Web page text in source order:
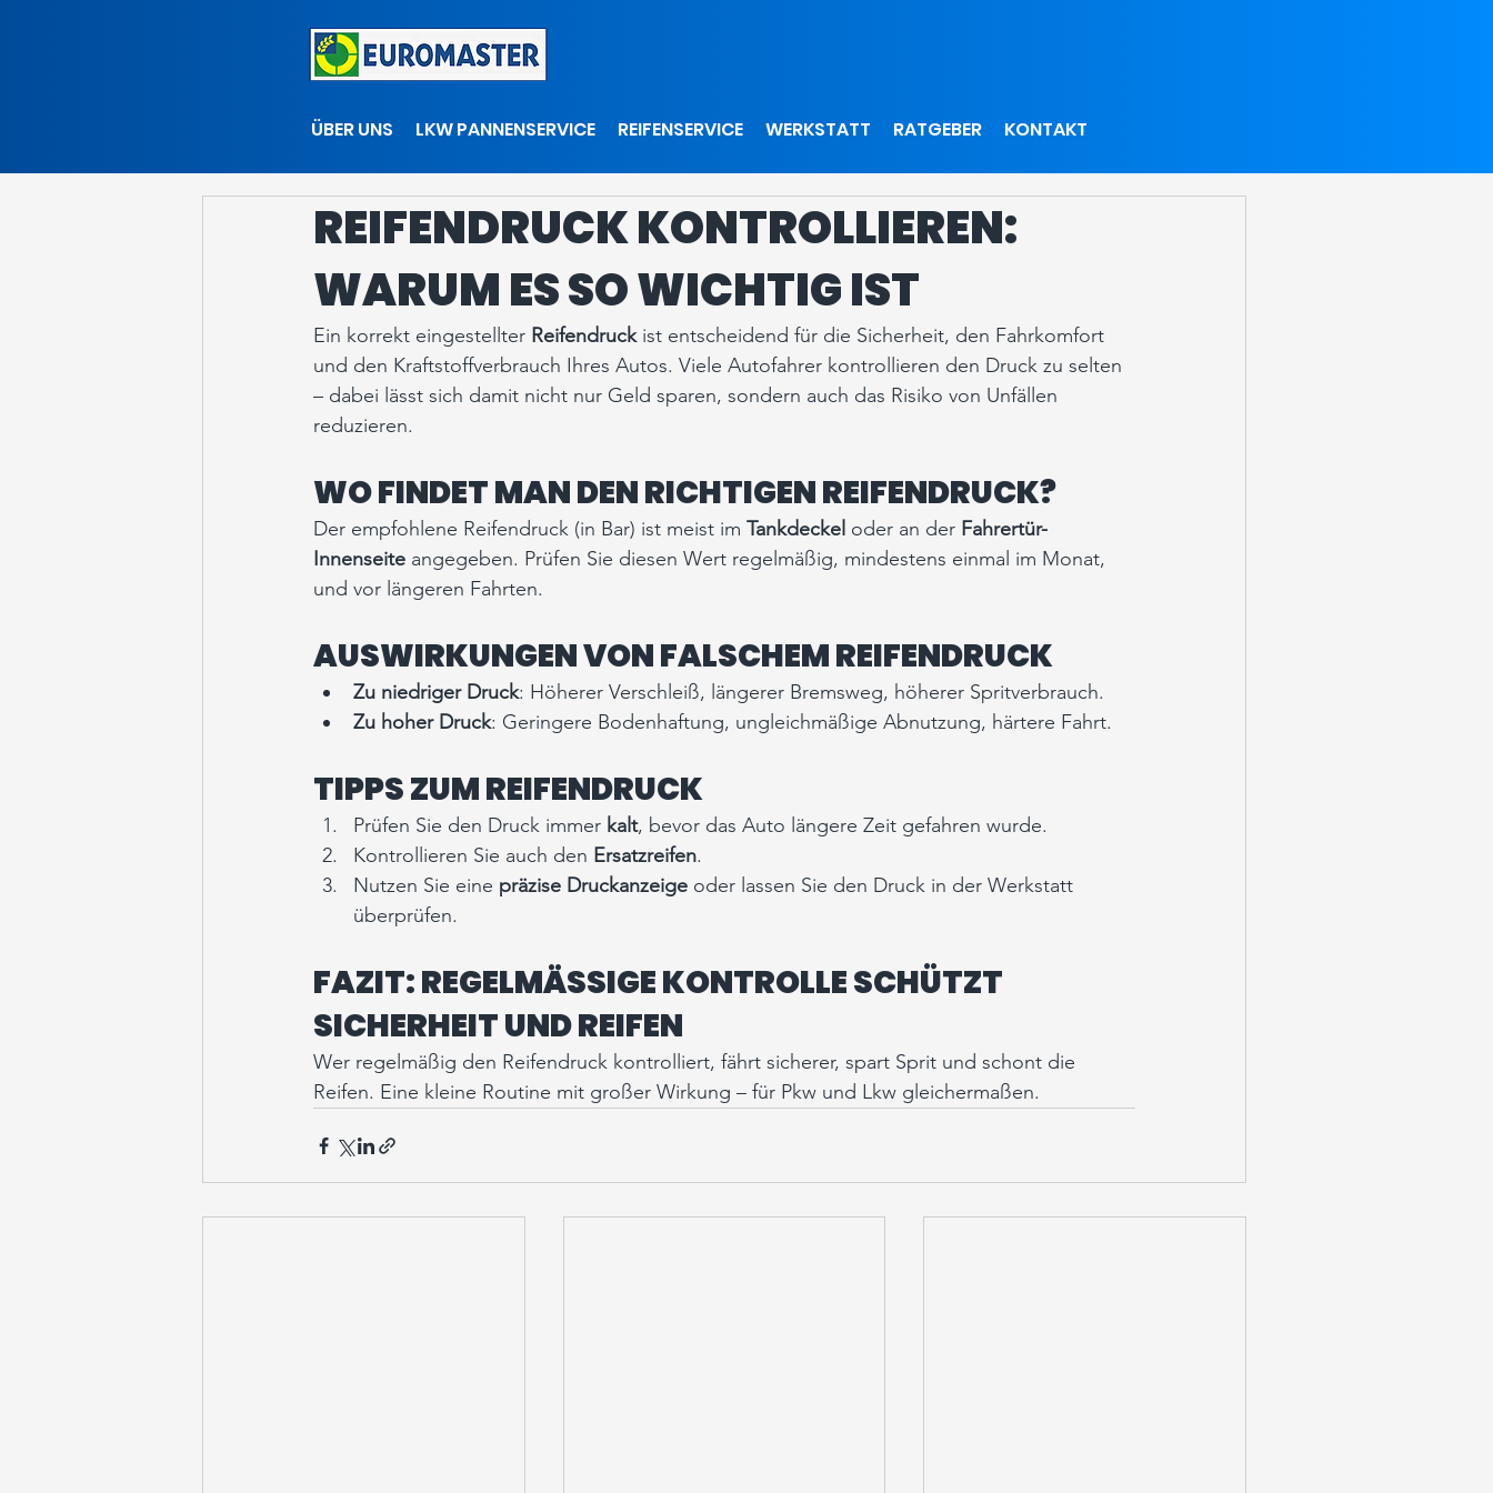
ÜBER UNS LKW PANNENSERVICE REIFENSERVICE WERKSTATT RATGEBER KONTAKT
REIFENDRUCK KONTROLLIEREN:
WARUM ES SO WICHTIG IST
Ein korrekt eingestellter Reifendruck ist entscheidend für die Sicherheit, den Fahrkomfort
und den Kraftstoffverbrauch Ihres Autos. Viele Autofahrer kontrollieren den Druck zu selten
– dabei lässt sich damit nicht nur Geld sparen, sondern auch das Risiko von Unfällen
reduzieren.
WO FINDET MAN DEN RICHTIGEN REIFENDRUCK?
Der empfohlene Reifendruck (in Bar) ist meist im Tankdeckel oder an der Fahrertür-
Innenseite angegeben. Prüfen Sie diesen Wert regelmäßig, mindestens einmal im Monat,
und vor längeren Fahrten.
AUSWIRKUNGEN VON FALSCHEM REIFENDRUCK
Zu niedriger Druck: Höherer Verschleiß, längerer Bremsweg, höherer Spritverbrauch.
Zu hoher Druck: Geringere Bodenhaftung, ungleichmäßige Abnutzung, härtere Fahrt.
TIPPS ZUM REIFENDRUCK
Prüfen Sie den Druck immer kalt, bevor das Auto längere Zeit gefahren wurde.
Kontrollieren Sie auch den Ersatzreifen.
Nutzen Sie eine präzise Druckanzeige oder lassen Sie den Druck in der Werkstatt
überprüfen.
FAZIT: REGELMÄSSIGE KONTROLLE SCHÜTZT
SICHERHEIT UND REIFEN
Wer regelmäßig den Reifendruck kontrolliert, fährt sicherer, spart Sprit und schont die
Reifen. Eine kleine Routine mit großer Wirkung – für Pkw und Lkw gleichermaßen.